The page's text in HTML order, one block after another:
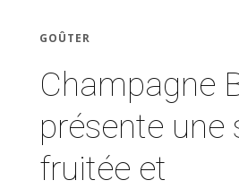
GOÛTER
Champagne
présente une
fruitée et